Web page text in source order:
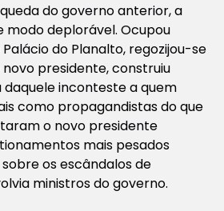
do governo anterior, a
deplorável. Ocupou
do Planalto, regozijou-se
presidente, construiu
inconteste a quem
como propagandistas do que
o novo presidente
mais pesados
os escândalos de
ministros do governo.